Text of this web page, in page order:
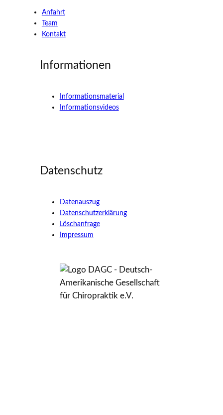
Anfahrt
Team
Kontakt
Informationen
Informationsmaterial
Informationsvideos
Datenschutz
Datenauszug
Datenschutzerklärung
Löschanfrage
Impressum